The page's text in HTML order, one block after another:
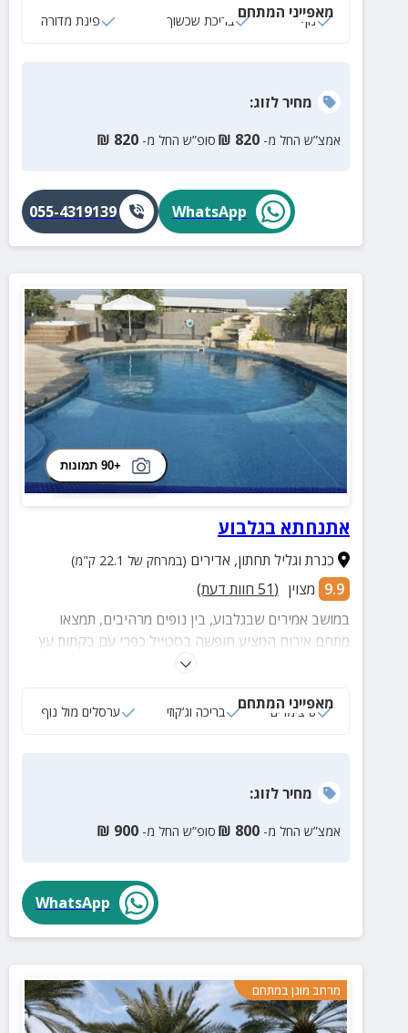
מאפייני המתחם
נוף בריכת שכשוך פינת מדורה
מחירלזוג:
אמצ”ש החל מ- 820
₪ סופ”ש החל מ- 820
₪
WhatsApp
055-4319139
+90 תמונות
אתנחתא בגלבוע
כנרת וגליל תחתון, אדירים (במרחק של 22.1 ק"מ)
9.9 מצוין (
51 חוות דעת)
במושב אמירים שבגלבוע, בין נופים מרהיבים, תמצאו
מתחם אירוח המציע חופשה בסטייל כפרי עם בקתות עץ
מוקפדות, חצר גדולה עם בריכה גדולה וצוננת, עמדת
מאפייני המתחם
8 צימרים בריכה וג‘קוזי ערסלים מול נוף
מחירלזוג:
אמצ”ש החל מ- 800
₪ סופ”ש החל מ- 900
₪
WhatsApp
מרחב מוגן במתחם